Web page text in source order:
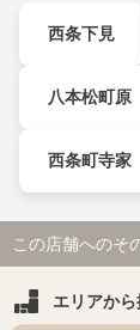
西条下見
八本松町原
西条町寺家
この店舗へのそ
エリアか